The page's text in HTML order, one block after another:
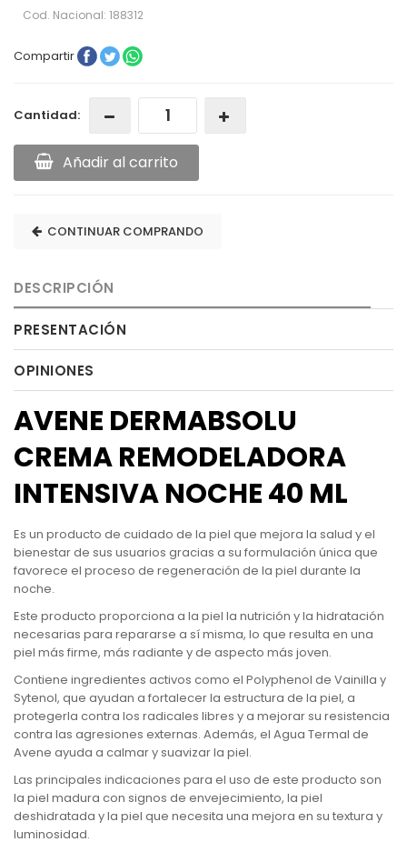
Cod. Nacional: 188312
Compartir
Cantidad:
Añadir al carrito
CONTINUAR COMPRANDO
DESCRIPCIÓN
PRESENTACIÓN
OPINIONES
AVENE DERMABSOLU
CREMA REMODELADORA
INTENSIVA NOCHE 40 ML
Es un producto de cuidado de la piel que mejora la salud y el
bienestar de sus usuarios gracias a su formulación única que
favorece el proceso de regeneración de la piel durante la
noche.
Este producto proporciona a la piel la nutrición y la hidratación
necesarias para repararse a sí misma, lo que resulta en una
piel más firme, más radiante y de aspecto más joven.
Contiene ingredientes activos como el Polyphenol de Vainilla y
Sytenol, que ayudan a fortalecer la estructura de la piel, a
protegerla contra los radicales libres y a mejorar su resistencia
contra las agresiones externas. Además, el Agua Termal de
Avene ayuda a calmar y suavizar la piel.
Las principales indicaciones para el uso de este producto son
la piel madura con signos de envejecimiento, la piel
deshidratada y la piel que necesita una mejora en su textura y
luminosidad.